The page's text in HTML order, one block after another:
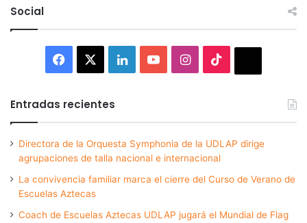
Social
Facebook LinkedInYouTubeInstagram
Entradas recientes
Directora de la Orquesta Symphonia de la UDLAP dirige
agrupaciones de talla nacional e internacional
La convivencia familiar marca el cierre del Curso de Verano de
Escuelas Aztecas
Coach de Escuelas Aztecas UDLAP jugará el Mundial de Flag